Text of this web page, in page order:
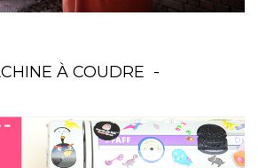
À COUDRE